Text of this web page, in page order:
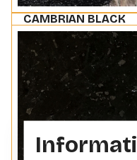
CAMBRIAN BLACK